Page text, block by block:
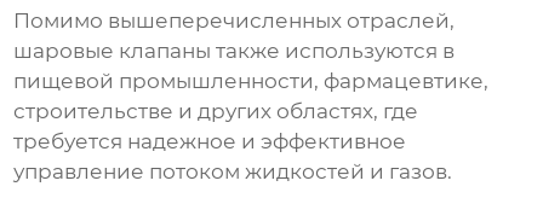
Помимо вышеперечисленных отраслей,
шаровые клапаны также используются в
пищевой промышленности, фармацевтике,
строительстве и других областях, где
требуется надежное и эффективное
управление потоком жидкостей и газов.